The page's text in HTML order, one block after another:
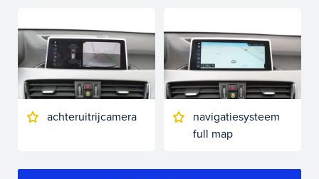
achteruitrijcamera
navigatiesysteem
full map